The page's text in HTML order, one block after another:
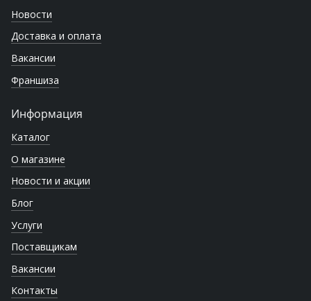
Новости
Доставка и оплата
Вакансии
Франшиза
Информация
Каталог
О магазине
Новости и акции
Блог
Услуги
Поставщикам
Вакансии
Контакты